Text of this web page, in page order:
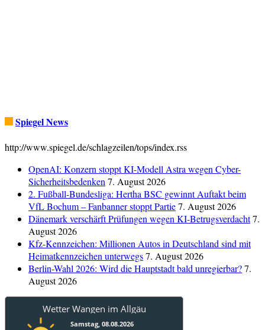
Spiegel News
http://www.spiegel.de/schlagzeilen/tops/index.rss
OpenAI: Konzern stoppt KI-Modell Astra wegen Cyber-
Sicherheitsbedenken 7. August 2026
2. Fußball-Bundesliga: Hertha BSC gewinnt Auftakt beim
VfL Bochum – Fanbanner stoppt Partie7. August 2026
Dänemark verschärft Prüfungen wegen KI-Betrugsverdacht7.
August 2026
Kfz-Kennzeichen: Millionen Autos in Deutschland sind mit
Heimatkennzeichen unterwegs7. August 2026
Berlin-Wahl 2026: Wird die Hauptstadt bald unregierbar?7.
August 2026
Wetter Wangen im Allgäu
Samstag, 08.08.2026